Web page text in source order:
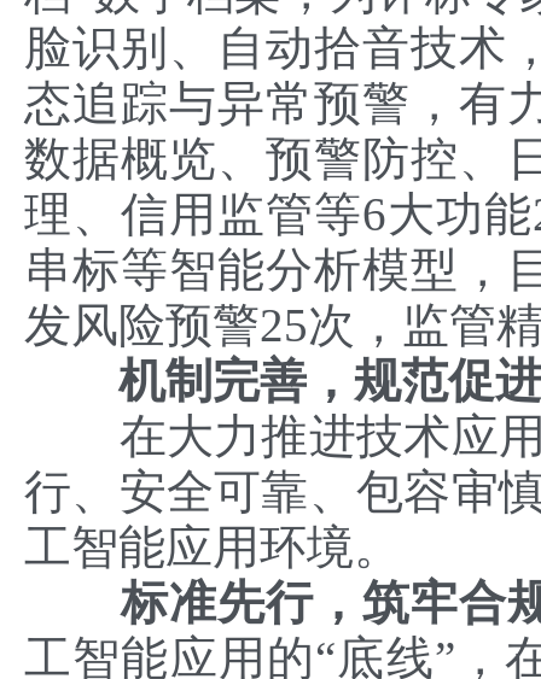
脸识别、自动拾音技术
态追踪与异常预警，有
数据概览、预警防控、
理、信用监管等6大功
串标等智能分析模型，
发风险预警25次，监管
机制完善，规范促
在大力推进技术应用
行、安全可靠、包容审
工智能应用环境。
标准先行，筑牢合
工智能应用的“底线”，